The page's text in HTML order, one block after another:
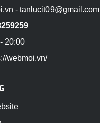
- tanlucit09@gmail.com
20:00
webmoi.vn/